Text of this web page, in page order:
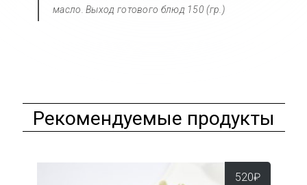
масло. Выход готового блюд 150 (гр.)
Рекомендуемые продукты
520₽